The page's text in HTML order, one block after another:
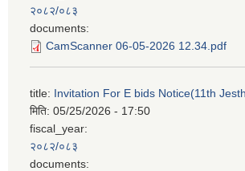
२०८२/०८३
documents:
CamScanner 06-05-2026 12.34.pdf
title: Invitation For E bids Notice(11th
मिति: 05/25/2026 - 17:50
fiscal_year:
२०८२/०८३
documents: